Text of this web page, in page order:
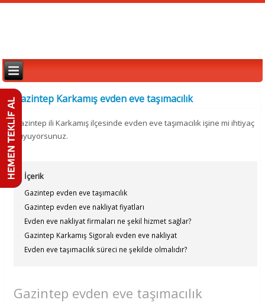
Gazintep Karkamış evden eve taşımacılık
Gazintep ili Karkamış ilçesinde evden eve taşımacılık işine mi ihtiyaç
duyuyorsunuz.
İçerik
Gazintep evden eve taşımacılık
Gazintep evden eve nakliyat fiyatları
Evden eve nakliyat firmaları ne şekil hizmet sağlar?
Gazintep Karkamış Sigoralı evden eve nakliyat
Evden eve taşımacılık süreci ne şekilde olmalıdır?
Gazintep evden eve taşımacılık